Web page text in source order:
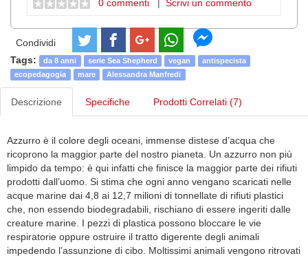
0 commenti | Scrivi un commento
Condividi
Tags:
da 8 anni serie Sea Shepherd vegan
antispecista
ecopedagogia
mare Alessandra Manfredi
Descrizione Specifiche Prodotti Correlati (7)
Azzurro è il colore degli oceani, immense distese d’acqua che
ricoprono la maggior parte del nostro pianeta. Un azzurro non più
limpido da tempo: è qui infatti che finisce la maggior parte dei rifiuti
prodotti dall’uomo. Si stima che ogni anno vengano scaricati nelle
acque marine dai 4,8 ai 12,7 milioni di tonnellate di rifiuti plastici
che, non essendo biodegradabili, rischiano di essere ingeriti dalle
creature marine. I pezzi di plastica possono bloccare le vie
respiratorie oppure ostruire il tratto digerente degli animali
impedendo l’assunzione di cibo. Moltissimi animali vengono ritrovati